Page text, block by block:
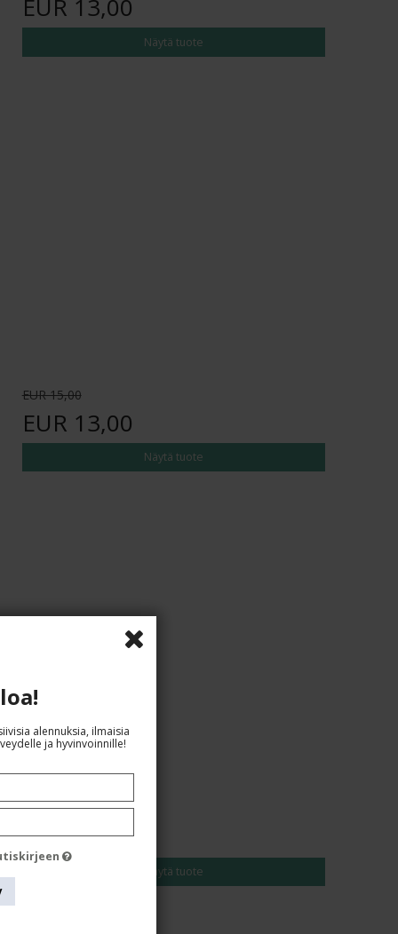
EUR 13,00
Näytä tuote
EUR 15,00
EUR 13,00
Näytä tuote
EUR 15,00
EUR 13,00
Näytä tuote
alennuksia, ilmaisia
ja hyvinvoinnille!